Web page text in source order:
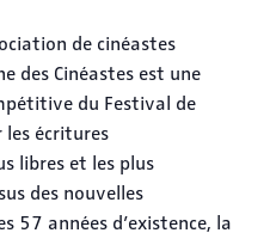
de cinéastes
des Cinéastes est une
du Festival de
les écritures
libres et les plus
des nouvelles
57 années d’existence, la